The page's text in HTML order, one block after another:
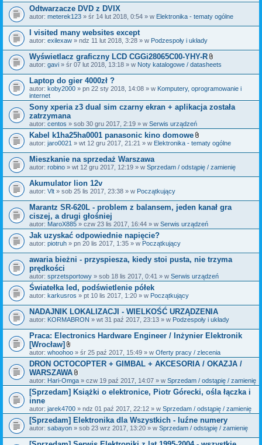
ł
c
z
i
i
Odtwarzacze DVD z DVIX
autor: meterek123 » śr 14 lut 2018, 0:54 » w Elektronika - tematy ogólne
I visited many websites except
autor: exilexaw » ndz 11 lut 2018, 3:28 » w Podzespoły i układy
Wyświetlacz graficzny LCD CGGi28065C00-YHY-R
Z
ł
c
n
i
autor: gavi » śr 07 lut 2018, 13:18 » w Noty katalogowe / datasheets
Laptop do gier 4000zł ?
autor: koby2000 » pn 22 sty 2018, 14:08 » w Komputery, oprogramowanie i
internet
Sony xperia z3 dual sim czarny ekran + aplikacja została
zatrzymana
autor: centos » sob 30 gru 2017, 2:19 » w Serwis urządzeń
Kabel k1ha25ha0001 panasonic kino domowe
Z
ł
c
z
i
autor: jaro0021 » wt 12 gru 2017, 21:21 » w Elektronika - tematy ogólne
Mieszkanie na sprzedaż Warszawa
autor: robino » wt 12 gru 2017, 12:19 » w Sprzedam / odstąpię / zamienię
Akumulator lion 12v
autor: Vlt » sob 25 lis 2017, 23:38 » w Początkujący
Marantz SR-620L - problem z balansem, jeden kanał gra
ciszej, a drugi głośniej
autor: MaroX885 » czw 23 lis 2017, 16:44 » w Serwis urządzeń
Jak uzyskać odpowiednie napięcie?
autor: piotruh » pn 20 lis 2017, 1:35 » w Początkujący
awaria bieżni - przyspiesza, kiedy stoi pusta, nie trzyma
prędkości
autor: sprzetsportowy » sob 18 lis 2017, 0:41 » w Serwis urządzeń
Światełka led, podświetlenie półek
autor: karkusros » pt 10 lis 2017, 1:20 » w Początkujący
NADAJNIK LOKALIZACJI - WIELKOŚĆ URZĄDZENIA
autor: KORMABRON » wt 31 paź 2017, 23:13 » w Podzespoły i układy
Praca: Electronics Hardware Engineer / Inżynier Elektronik
[Wrocław]
Z
a
ł
ą
c
z
k
i
autor: whoohoo » śr 25 paź 2017, 15:49 » w Oferty pracy / zlecenia
DRON OCTOCOPTER + GIMBAL + AKCESORIA / OKAZJA /
WARSZAWA
Z
a
ł
c
z
n
i
i
autor: Hari-Omga » czw 19 paź 2017, 14:07 » w Sprzedam / odstąpię / zamienię
[Sprzedam] Książki o elektronice, Piotr Górecki, ośla łączka i
inne
autor: jarek4700 » ndz 01 paź 2017, 22:12 » w Sprzedam / odstąpię / zamienię
[Sprzedam] Elektronika dla Wszystkich - luźne numery
autor: sabayon » sob 23 wrz 2017, 13:20 » w Sprzedam / odstąpię / zamienię